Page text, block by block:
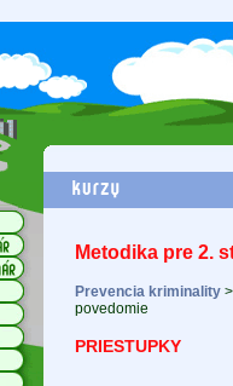
Metodika pre 2.
Prevencia kriminality
povedomie
PRIESTUPKY